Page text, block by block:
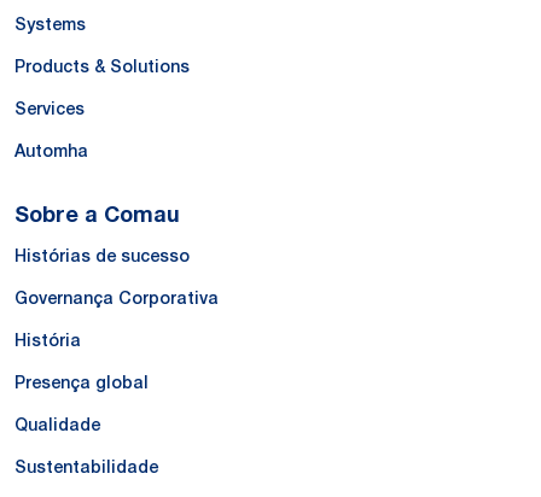
Systems
Products & Solutions
Services
Automha
Sobre a Comau
Histórias de sucesso
Governança Corporativa
História
Presença global
Qualidade
Sustentabilidade